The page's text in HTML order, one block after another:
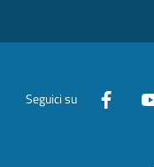
Seguici su